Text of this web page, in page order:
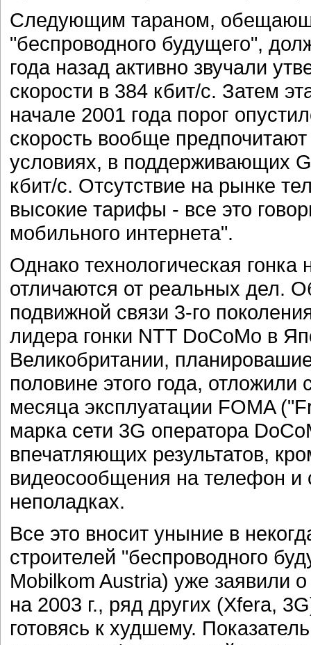
Следующим тараном,
"беспроводного будущего",
года назад активно звучали
скорости в 384 кбит/с. Затем
начале 2001 года порог
скорость вообще
условиях, в поддерживающих
кбит/с. Отсутствие на рынке
высокие тарифы - все это
мобильного интернета".
Однако технологическая
отличаются от реальных дел.
подвижной связи 3-го
лидера гонки NTT DoCoMo в
Великобритании,
половине этого года,
месяца эксплуатации FOMA
марка сети 3G оператора
впечатляющих результатов,
видеосообщения на телефон и
неполадках.
Все это вносит уныние в
строителей "беспроводного
Mobilkom Austria) уже заявили
на 2003 г., ряд других (Xfera,
готовясь к худшему.